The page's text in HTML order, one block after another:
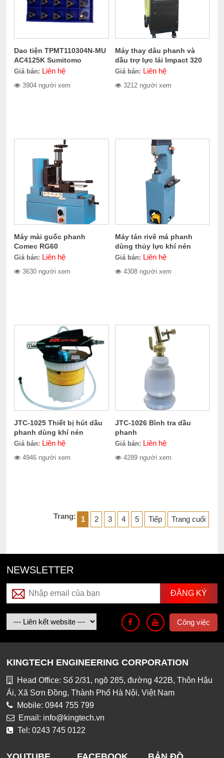
Dao tiện TPMT110304N-MU
AC4125K Sumitomo
Electric
Giá bán: Liên hệ
3904 người xem
Máy thay dâu phanh và
dầu trợ lực lái Impact 320
Giá bán: Liên hệ
3212 người xem
Máy mài guốc phanh
Comec RG60
Giá bán: Liên hệ
3630 người xem
Máy tán rivê má phanh
dùng thủy lực khí nén
Comec CC300
Giá bán: Liên hệ
4308 người xem
JTC-1025 Thiết bị hút dầu
phanh dùng khí nén
Giá bán: Liên hệ
4946 người xem
JTC-1026 Bình tra dầu
phanh
Giá bán: Liên hệ
4289 người xem
Trang: 1 2 3 4 5 Tiếp Trang cuối
NEWSLETTER
Công việc
KINGTECH ENGINEERING CORPORATION
Head Office: Số 2/31, ngõ 285, đường 422B, Thôn Hậu
Ái, Xã Sơn Đồng, Thành Phố Hà Nội, Việt Nam
Mobile: 0944 755 799
Email: info@kingtech.vn
Tel: 0243 745 0122